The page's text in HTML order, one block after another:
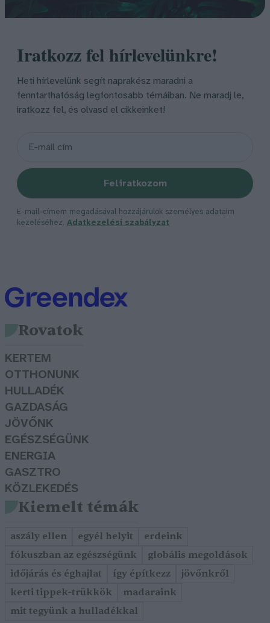
Iratkozz fel hírlevelünkre!
Heti hírlevelünk segít naprakész maradni a
fenntarthatóság legfontosabb témáiban. Ne maradj le,
iratkozz fel, és olvasd el cikkeinket!
Feliratkozom
E-mail-címem megadásával hozzájárulok személyes adataim
kezeléséhez. Adatkezelési szabályzat
Rovatok
KERTEM
OTTHONUNK
HULLADÉK
GAZDASÁG
JÖVŐNK
EGÉSZSÉGÜNK
ENERGIA
GASZTRO
KÖZLEKEDÉS
Kiemelt témák
aszály ellen egyél helyit
erdeink
fókuszban az egészségünk
globális megoldások
időjárás és éghajlat
így építkezz
jövőnkről
kerti tippek-trükkök
madaraink
mit tegyünk a hulladékkal